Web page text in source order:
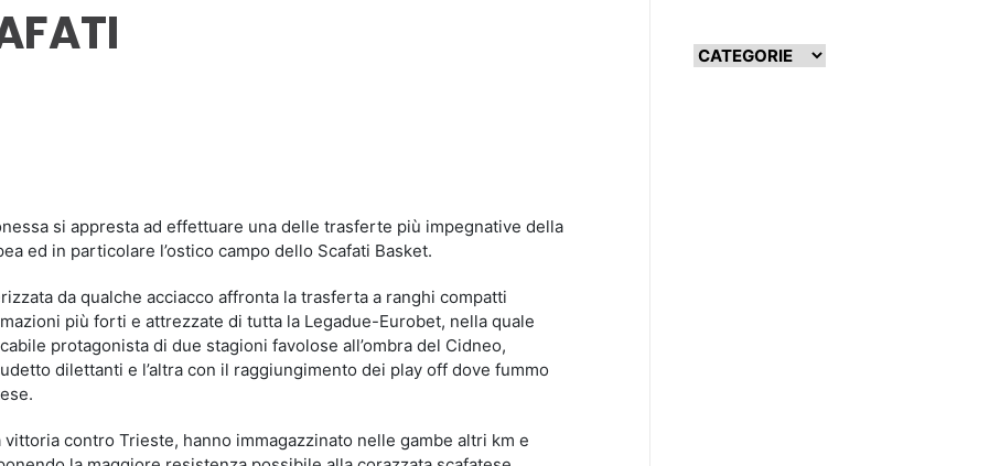
si appresta ad effettuare una delle trasferte più impegnative della
ed in particolare l’ostico campo dello Scafati Basket.
da qualche acciacco affronta la trasferta a ranghi compatti
più forti e attrezzate di tutta la Legadue-Eurobet, nella quale
protagonista di due stagioni favolose all’ombra del Cidneo,
dilettanti e l’altra con il raggiungimento dei play off dove fummo
contro Trieste, hanno immagazzinato nelle gambe altri km e